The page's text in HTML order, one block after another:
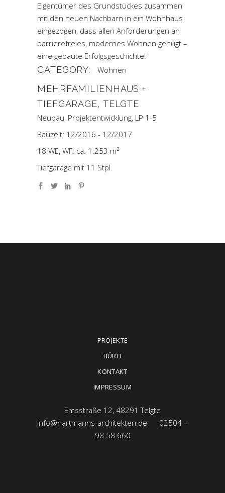
Eigentümer des Grundstückes zusammen
mit den neuen Nachbarn in ein Wohnhaus
eingezogen, dass allen Anforderungen an
barrierefreies, modernes Wohnen genügt –
eine gebaute Erfolgsgeschichte!
CATEGORY: Wohnen
MEHRFAMILIENHAUS +
TIEFGARAGE, TELGTE
Neubau, Projektentwicklung, LP 1-5
Bauzeit: 12/2016 - 12/2017
18 WE, WF: ca. 1.253 m²
Tiefgarage mit 11 Stpl.
PROJEKTE
BÜRO
KONTAKT
IMPRESSUM
Emsstraße 12, 48291 Telgte
info@hartmanns-architekten.de
02504 –
98 58 660